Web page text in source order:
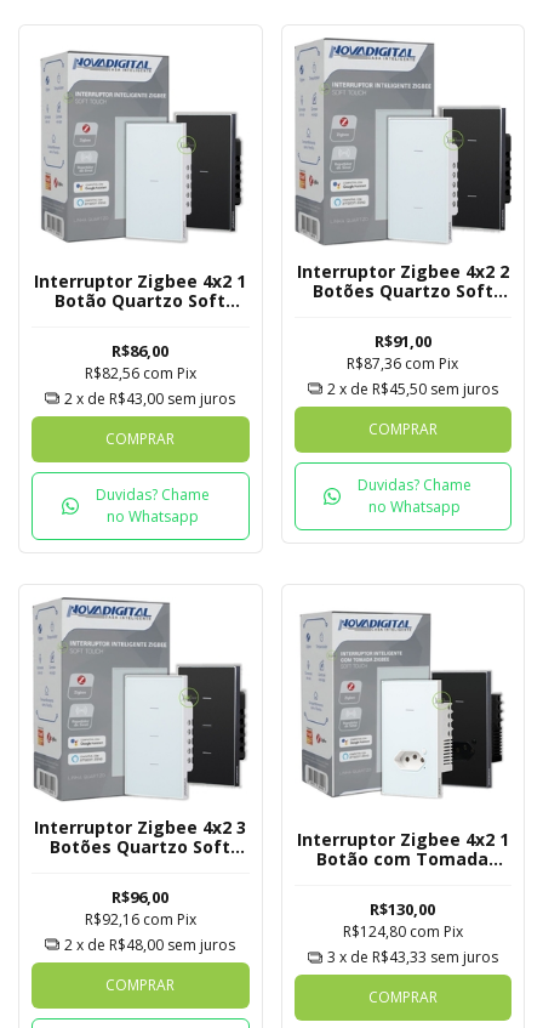
Interruptor Zigbee 4x2 1
Botão Quartzo Soft
R$86,00
R$82,56 com Pix
2x de R$43,00 sem juros
COMPRAR
Duvidas? Chame
no Whatsapp
Interruptor Zigbee 4x2 2
Botões Quartzo Soft
R$91,00
R$87,36 com Pix
2x de R$45,50 sem juros
COMPRAR
Duvidas? Chame
no Whatsapp
Interruptor Zigbee 4x2 3
Botões Quartzo Soft
R$96,00
R$92,16 com Pix
2x de R$48,00 sem juros
COMPRAR
Interruptor Zigbee 4x2 1
Botão com Tomada
Novadigital Tuya
R$130,00
R$124,80 com Pix
3 x de R$43,33 sem juros
COMPRAR